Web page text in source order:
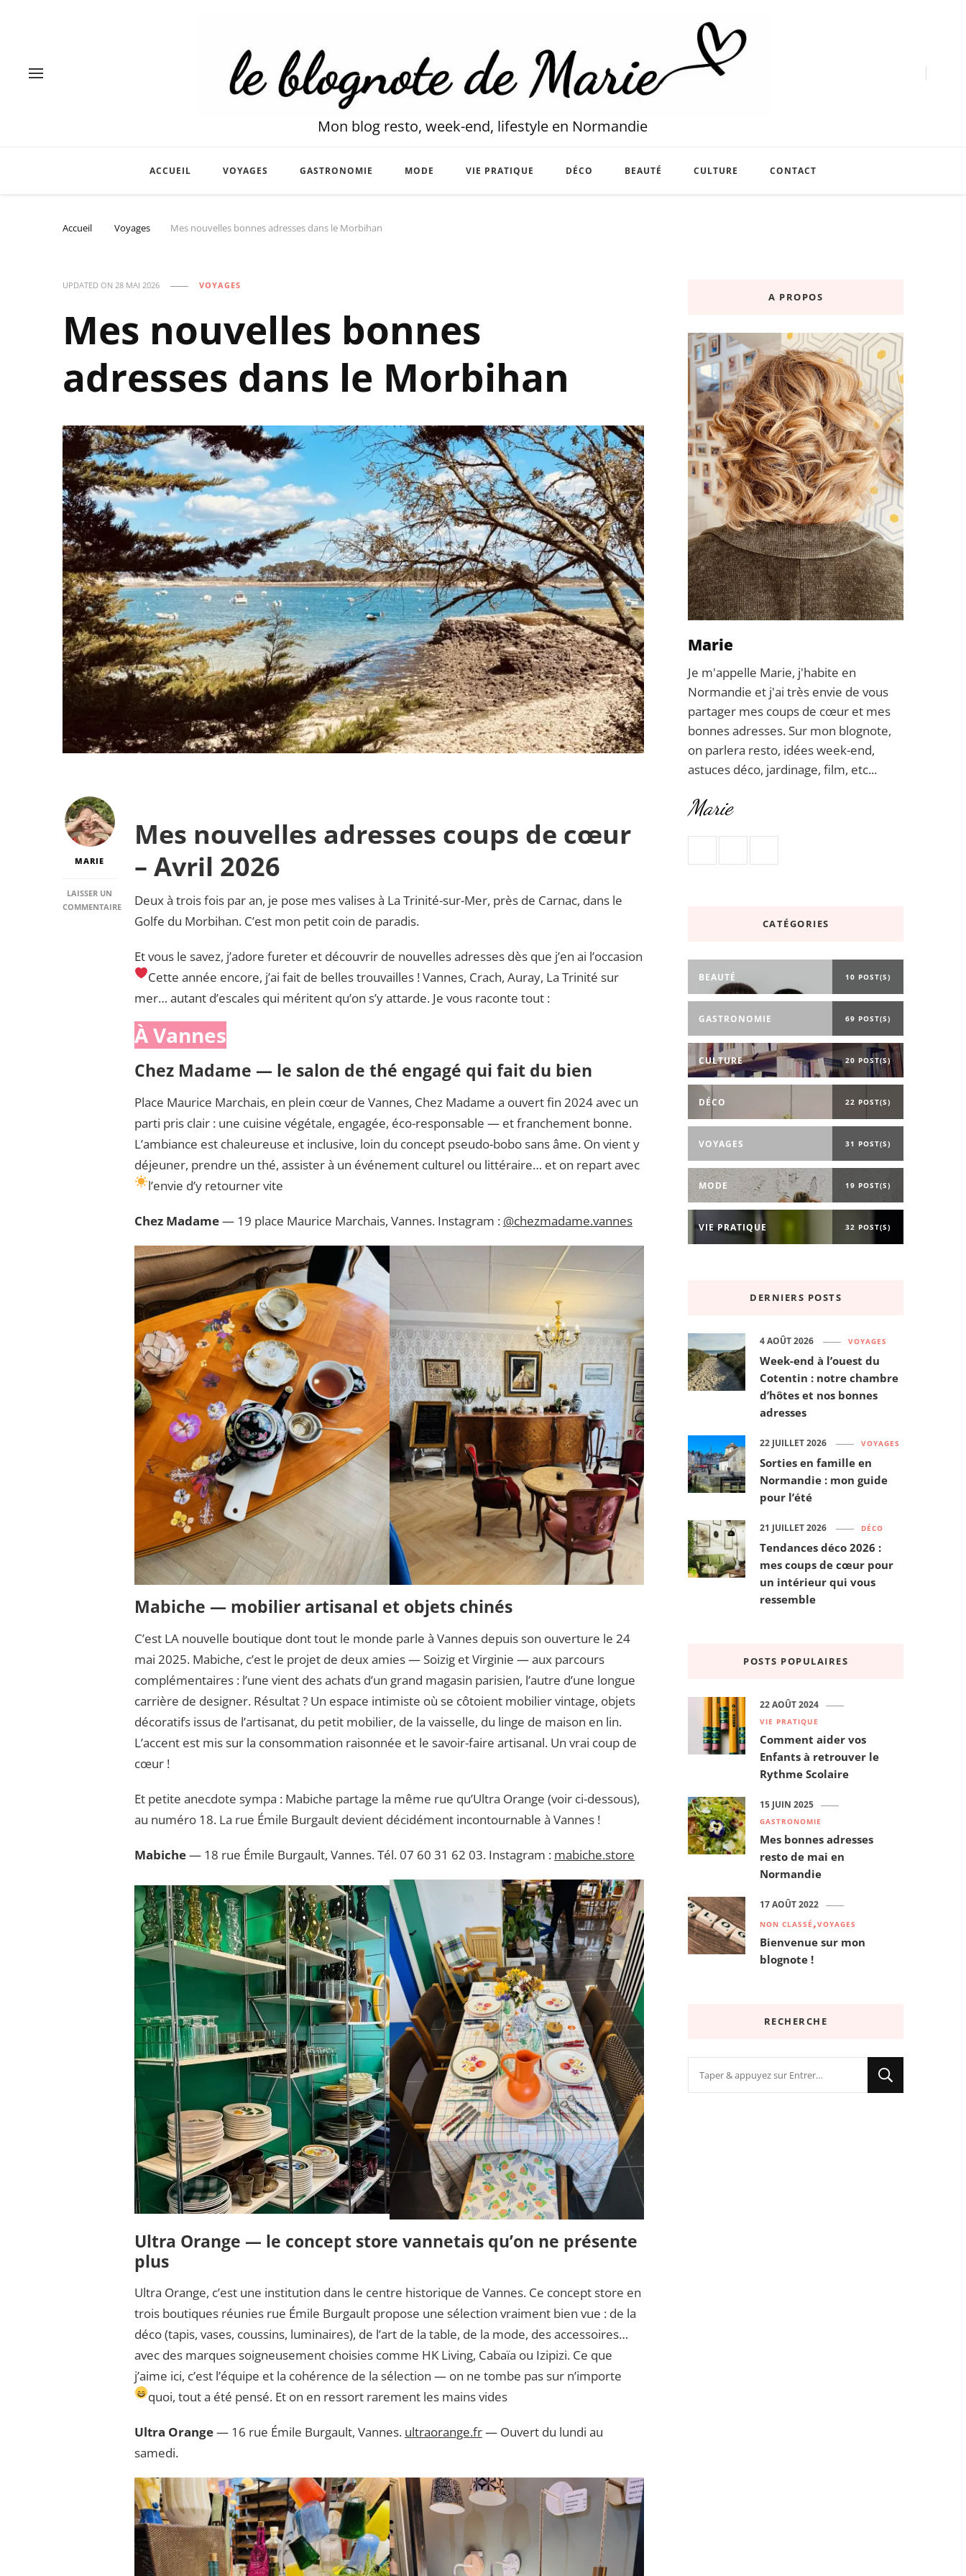
Mon blog resto, week-end, lifestyle en Normandie
ACCUEIL VOYAGES GASTRONOMIE MODE VIE PRATIQUE DÉCO BEAUTÉ CULTURE CONTACT
Accueil Voyages Mes nouvelles bonnes adresses dans le Morbihan
UPDATED ON 28 MAI 2026 VOYAGES
Mes nouvelles bonnes
adresses dans le Morbihan
MARIE
LAISSER UN
COMMENTAIRE
Mes nouvelles adresses coups de cœur
– Avril 2026
Deux à trois fois par an, je pose mes valises à La Trinité-sur-Mer, près de Carnac, dans le
Golfe du Morbihan. C’est mon petit coin de paradis.
Et vous le savez, j’adore fureter et découvrir de nouvelles adresses dès que j’en ai l’occasion
Cette année encore, j’ai fait de belles trouvailles ! Vannes, Crach, Auray, La Trinité sur
mer… autant d’escales qui méritent qu’on s’y attarde. Je vous raconte tout :
À Vannes
Chez Madame — le salon de thé engagé qui fait du bien
Place Maurice Marchais, en plein cœur de Vannes, Chez Madame a ouvert fin 2024 avec un
parti pris clair : une cuisine végétale, engagée, éco-responsable — et franchement bonne.
L’ambiance est chaleureuse et inclusive, loin du concept pseudo-bobo sans âme. On vient y
déjeuner, prendre un thé, assister à un événement culturel ou littéraire… et on repart avec
l’envie d’y retourner vite
Chez Madame— 19 place Maurice Marchais, Vannes. Instagram : @chezmadame.vannes
Mabiche — mobilier artisanal et objets chinés
C’est LA nouvelle boutique dont tout le monde parle à Vannes depuis son ouverture le 24
mai 2025. Mabiche, c’est le projet de deux amies — Soizig et Virginie — aux parcours
complémentaires : l’une vient des achats d’un grand magasin parisien, l’autre d’une longue
carrière de designer. Résultat ? Un espace intimiste où se côtoient mobilier vintage, objets
décoratifs issus de l’artisanat, du petit mobilier, de la vaisselle, du linge de maison en lin.
L’accent est mis sur la consommation raisonnée et le savoir-faire artisanal. Un vrai coup de
cœur !
Et petite anecdote sympa : Mabiche partage la même rue qu’Ultra Orange (voir ci-dessous),
au numéro 18. La rue Émile Burgault devient décidément incontournable à Vannes !
Mabiche— 18 rue Émile Burgault, Vannes. Tél. 07 60 31 62 03. Instagram : mabiche.store
Ultra Orange — le concept store vannetais qu’on ne présente
plus
Ultra Orange, c’est une institution dans le centre historique de Vannes. Ce concept store en
trois boutiques réunies rue Émile Burgault propose une sélection vraiment bien vue : de la
déco (tapis, vases, coussins, luminaires), de l’art de la table, de la mode, des accessoires…
avec des marques soigneusement choisies comme HK Living, Cabaïa ou Izipizi. Ce que
j’aime ici, c’est l’équipe et la cohérence de la sélection — on ne tombe pas sur n’importe
quoi, tout a été pensé. Et on en ressort rarement les mains vides
Ultra Orange— 16 rue Émile Burgault, Vannes. ultraorange.fr— Ouvert du lundi au
samedi.
A PROPOS
Marie
Je m'appelle Marie, j'habite en
Normandie et j'ai très envie de vous
partager mes coups de cœur et mes
bonnes adresses. Sur mon blognote,
on parlera resto, idées week-end,
astuces déco, jardinage, film, etc...
Marie
CATÉGORIES
BEAUTÉ 10 POST(S)
GASTRONOMIE 69 POST(S)
CULTURE 20 POST(S)
DÉCO 22 POST(S)
VOYAGES 31 POST(S)
MODE 19 POST(S)
VIE PRATIQUE 32 POST(S)
DERNIERS POSTS
VOYAGES
Week-end à l’ouest du
Cotentin : notre chambre
d’hôtes et nos bonnes
adresses
4 AOÛT 2026
VOYAGES
Sorties en famille en
Normandie : mon guide
pour l’été
22 JUILLET 2026
DÉCO
Tendances déco 2026 :
mes coups de cœur pour
un intérieur qui vous
ressemble
21 JUILLET 2026
POSTS POPULAIRES
VIE PRATIQUE
Comment aider vos
Enfants à retrouver le
Rythme Scolaire
22 AOÛT 2024
GASTRONOMIE
Mes bonnes adresses
resto de mai en
Normandie
15 JUIN 2025
NON CLASSÉ VOYAGES
Bienvenue sur mon
blognote !
17 AOÛT 2022
RECHERCHE